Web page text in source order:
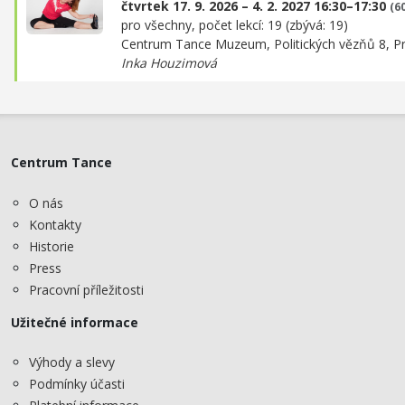
čtvrtek 17. 9. 2026 – 4. 2. 2027 16:30–17:30
pro všechny, počet lekcí: 19 (zbývá: 19)
Centrum Tance Muzeum, Politických vězňů 8,
Inka Houzimová
Centrum Tance
O nás
Kontakty
Historie
Press
Pracovní příležitosti
Užitečné informace
Výhody a slevy
Podmínky účasti